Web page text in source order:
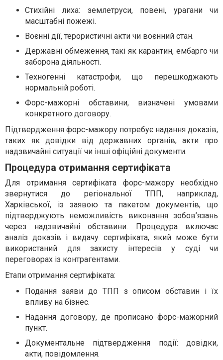
Стихійні лиха: землетруси, повені, урагани чи
масштабні пожежі.
Воєнні дії, терористичні акти чи воєнний стан.
Державні обмеження, такі як карантин, ембарго чи
заборона діяльності.
Техногенні катастрофи, що перешкоджають
нормальній роботі.
Форс-мажорні обставини, визначені умовами
конкретного договору.
Підтвердження форс-мажору потребує надання доказів,
таких як довідки від державних органів, акти про
надзвичайні ситуації чи інші офіційні документи.
Процедура отримання сертифіката
Для отримання сертифіката форс-мажору необхідно
звернутися до регіональної ТПП, наприклад,
Харківської, із заявою та пакетом документів, що
підтверджують неможливість виконання зобов’язань
через надзвичайні обставини. Процедура включає
аналіз доказів і видачу сертифіката, який може бути
використаний для захисту інтересів у суді чи
переговорах із контрагентами.
Етапи отримання сертифіката:
Подання заяви до ТПП з описом обставин і їх
впливу на бізнес.
Надання договору, де прописано форс-мажорний
пункт.
Документальне підтвердження події: довідки,
акти, повідомлення.